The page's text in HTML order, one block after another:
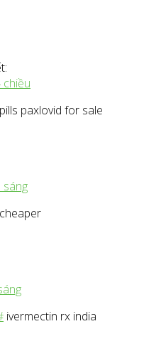
chiều
paxlovid for sale
sáng
ivermectin rx india